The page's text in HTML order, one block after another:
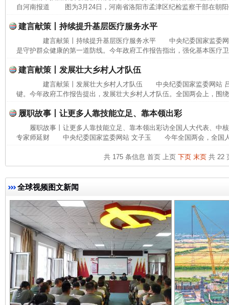
自河南报道 图为3月24日，河南省洛阳市孟津区纪检监察干部在朝阳
建言献策丨持续提升基层医疗服务水平
建言献策丨持续提升基层医疗服务水平 中央纪委国家监委
是守护群众健康的第一道防线。今年政府工作报告指出，强化基本医疗
建言献策丨发展壮大乡村人才队伍
建言献策丨发展壮大乡村人才队伍 中央纪委国家监委网站
键。今年政府工作报告提出，发展壮大乡村人才队伍。全国两会上，围
履职故事丨让更多人靠技能立足、靠本领出彩
履职故事丨让更多人靠技能立足、靠本领出彩访全国人大代表、中
专家师延财 中央纪委国家监委网站 文子玉 今年全国两会，全国人
共 175 条信息 首页 上页 下页 末页共 22
全球视频图文新闻
完善运行机制助力责任有效落实